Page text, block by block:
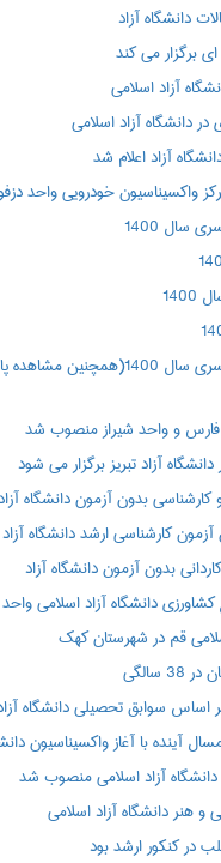
دانشگاه آزاد
برگزار می کند
آزاد اسلامی
در دانشگاه آزاد اسلامی
آزاد اعلام شد
واکسیناسیون خودرویی واحد
سال 1400
فارس و واحد شیراز منصوب شد
آزاد تبریز برگزار می شود
بدون آزمون دانشگاه
بدون آزمون دانشگاه آزاد
قم در شهرستان کهک
سوابق تحصیلی دانشگاه
با آغاز واکسیناسیون
آزاد اسلامی منصوب شد
و هنر دانشگاه آزاد اسلامی